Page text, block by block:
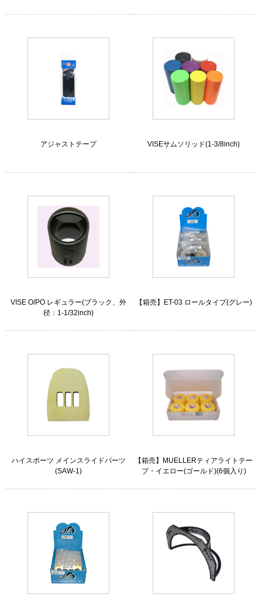
アジャストテープ VISEサムソリッド(1-3/8inch)
VISE O/PO レギュラー(ブラック、外
径：1-1/32inch)
【箱売】ET-03 ロールタイプ(グレー)
ハイスポーツ メインスライドパーツ
(SAW-1)
【箱売】MUELLERティアライトテー
プ・イエロー(ゴールド)(6個入り)